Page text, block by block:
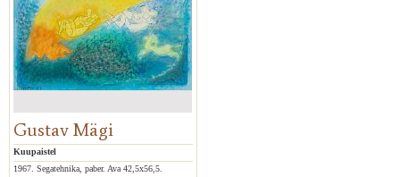
Gustav Mägi
Kuupaistel
1967. Segatehnika, paber. Ava 42,5x56,5.